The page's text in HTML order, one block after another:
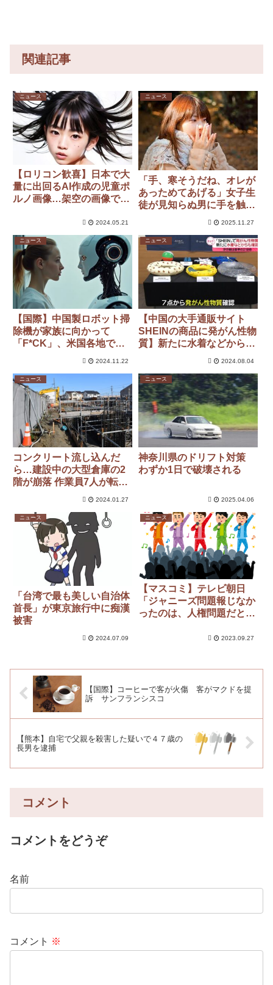
関連記事
ニュース
【ロリコン歓喜】日本で大
量に出回るAI作成の児童ポ
ルノ画像…架空の画像でも
2024.05.21
ニュース
「手、寒そうだね、オレが
あっためてあげる」女子生
徒が見知らぬ男に手を触ら
2025.11.27
ニュース
【国際】中国製ロボット掃
除機が家族に向かって
「F*CK」、米国各地で発
2024.11.22
ニュース
【中国の大手通販サイト
SHEINの商品に発がん性物
質】新たに水着などからも
2024.08.04
ニュース
コンクリート流し込んだ
ら…建設中の大型倉庫の2
階が崩落 作業員7人が転落
で工事担当者4人を書類送
2024.01.27
ニュース
神奈川県のドリフト対策
わずか1日で破壊される
2025.04.06
ニュース
「台湾で最も美しい自治体
首長」が東京旅行中に痴漢
被害
2024.07.09
ニュース
【マスコミ】テレビ朝日
「ジャニーズ問題報じなか
ったのは、人権問題だと思
2023.09.27
【国際】コーヒーで客が火傷 客がマクドを提
訴 サンフランシスコ
【熊本】自宅で父親を殺害した疑いで４７歳の
長男を逮捕
コメント
コメントをどうぞ
名前
コメント ※